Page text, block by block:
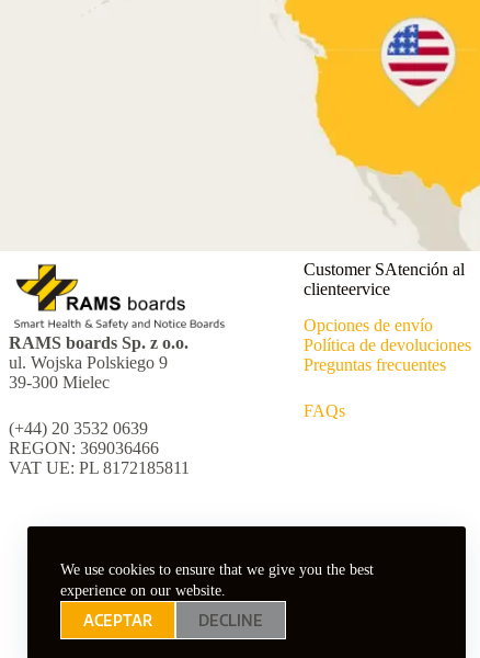
We use cookies to ensure that we give you the best
experience on our website.
ACEPTAR DECLINE
RAMS boards Sp. z o.o.
ul. Wojska Polskiego 9
39-300 Mielec
(+44) 20 3532 0639
REGON: 369036466
VAT UE: PL 8172185811
Customer SAtención al
clienteervice
Opciones de envío
Política de devoluciones
Preguntas frecuentes
FAQs